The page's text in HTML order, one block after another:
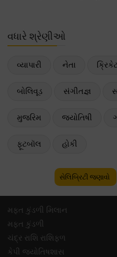
વધારે શ્રેણીઓ
વ્યાપારી નેતા ક્રિકેટ
બોલિવૂડ સંગીતજ્ઞ
મુજરિમ જ્યોતિષી
ફૂટબૉલ હોકી
સેલિબ્રિટી જણાવો
મફ્ત કુંડળી મિલાન
મફ્ત કુંડળી
ચંદ્ર રાશિ રાશિફળ
કેપી જ્યોતિષશાસ